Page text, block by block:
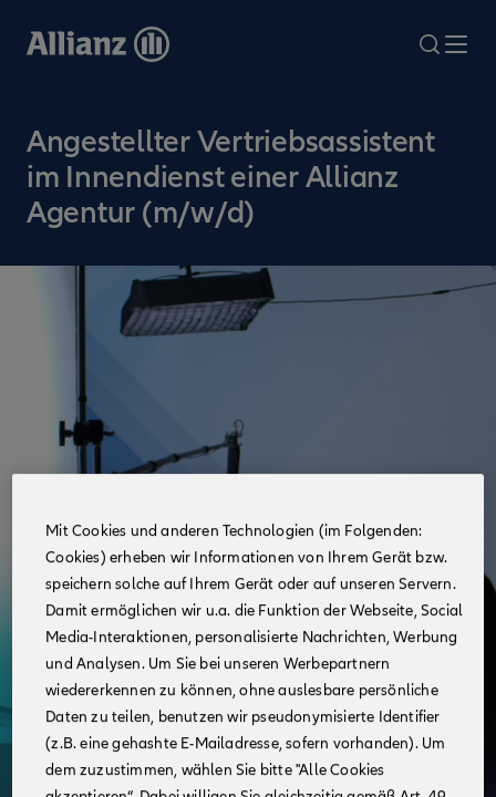
zum
search
Angestellter Vertriebsassistent
im Innendienst einer Allianz
Agentur (m/w/d)
Mit Cookies und anderen Technologien (im Folgenden:
Cookies) erheben wir Informationen von Ihrem Gerät bzw.
speichern solche auf Ihrem Gerät oder auf unseren Servern.
Damit ermöglichen wir u.a. die Funktion der Webseite, Social
Media-Interaktionen, personalisierte Nachrichten, Werbung
und Analysen. Um Sie bei unseren Werbepartnern
wiedererkennen zu können, ohne auslesbare persönliche
Daten zu teilen, benutzen wir pseudonymisierte Identifier
(z.B. eine gehashte E-Mailadresse, sofern vorhanden). Um
dem zuzustimmen, wählen Sie bitte "Alle Cookies